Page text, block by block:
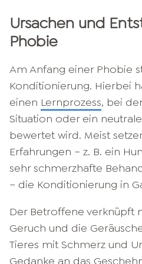
Ursachen und
Phobie
Am Anfang einer Phobie
Konditionierung. Hierbei
einen Lernprozess, bei
Situation oder ein
bewertet wird. Meist
Erfahrungen – z. B. ein
sehr schmerzhafte
– die Konditionierung in
Der Betroffene verknüpft
Geruch und die
Tieres mit Schmerz und
Gedanke an das